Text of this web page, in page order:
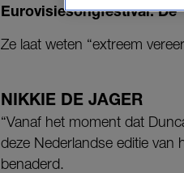
Eurovisiesongfestival. De
Ze laat weten “extreem
NIKKIE DE JAGER
“Vanaf het moment dat
deze Nederlandse editie van
benaderd.